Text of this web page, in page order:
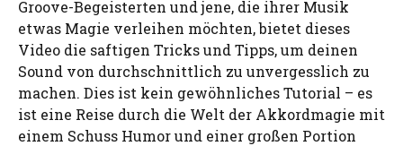
Groove-Begeisterten und jene, die ihrer Musik
etwas Magie verleihen möchten, bietet dieses
Video die saftigen Tricks und Tipps, um deinen
Sound von durchschnittlich zu unvergesslich zu
machen. Dies ist kein gewöhnliches Tutorial – es
ist eine Reise durch die Welt der Akkordmagie mit
einem Schuss Humor und einer großen Portion